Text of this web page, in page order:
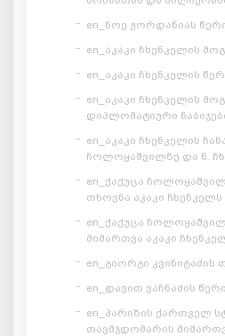
en_ნოე ჟორდანიას
en_აკაკი ჩხენკელის
en_აკაკი ჩხენკელის
en_აკაკი ჩხენკელის
დიპლომატიური
en_აკაკი ჩხენკელის
ჩოლოყაშვილზე და ნ.
en_ქაქუცა
თხოვნა აკაკი ჩხენკელს
en_ქაქუცა
მიმართვა აკაკი
en_გიორგი კვინიტაძის
en_დავით ვაჩნაძის
en_პარიზის ქართველ
თავმჯდომარის